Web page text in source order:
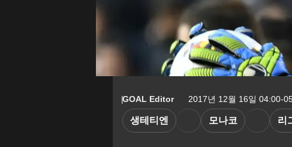
GOAL Editor 2017년 12월 16일 04:00-
생테티엔 모나코 리